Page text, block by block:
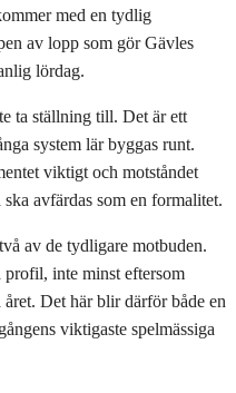
med en tydlig
av lopp som gör Gävles
lördag.
ta ställning till. Det är ett
system lär byggas runt.
viktigt och motståndet
avfärdas som en formalitet.
av de tydligare motbuden.
inte minst eftersom
Det här blir därför både en
viktigaste spelmässiga